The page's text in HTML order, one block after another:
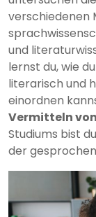
verschiedenen
und
lernst du, wie
literarisch und
einordnen
Vermitteln
Studiums bist
der